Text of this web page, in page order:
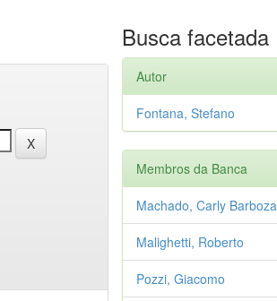
Busca facetada
Autor
Fontana, Stefano
Membros da Banca
Machado, Carly Barboza
Malighetti, Roberto
Pozzi, Giacomo